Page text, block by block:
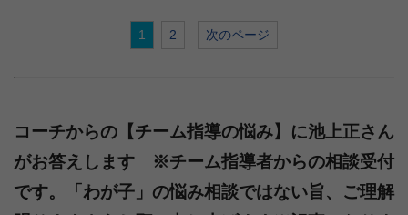
1 2 次のページ
コーチからの【チーム指導の悩み】に池上正さん
がお答えします ※チーム指導者からの相談受付
です。「わが子」の悩み相談ではない旨、ご理解